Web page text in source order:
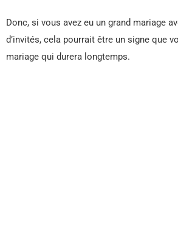
Donc, si vous avez eu un grand mariage
d’invités, cela pourrait être un signe que
mariage qui durera longtemps.